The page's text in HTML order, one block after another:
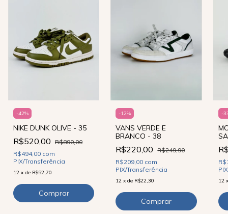
-42%
NIKE DUNK OLIVE - 35
R$520,00 R$890,00
R$494,00 com
PIX/Transferência
12 x de R$52,70
-12%
VANS VERDE E
BRANCO - 38
R$220,00
R$249,90
R$209,00 com
PIX/Transferência
12 xde R$22,30
-
12